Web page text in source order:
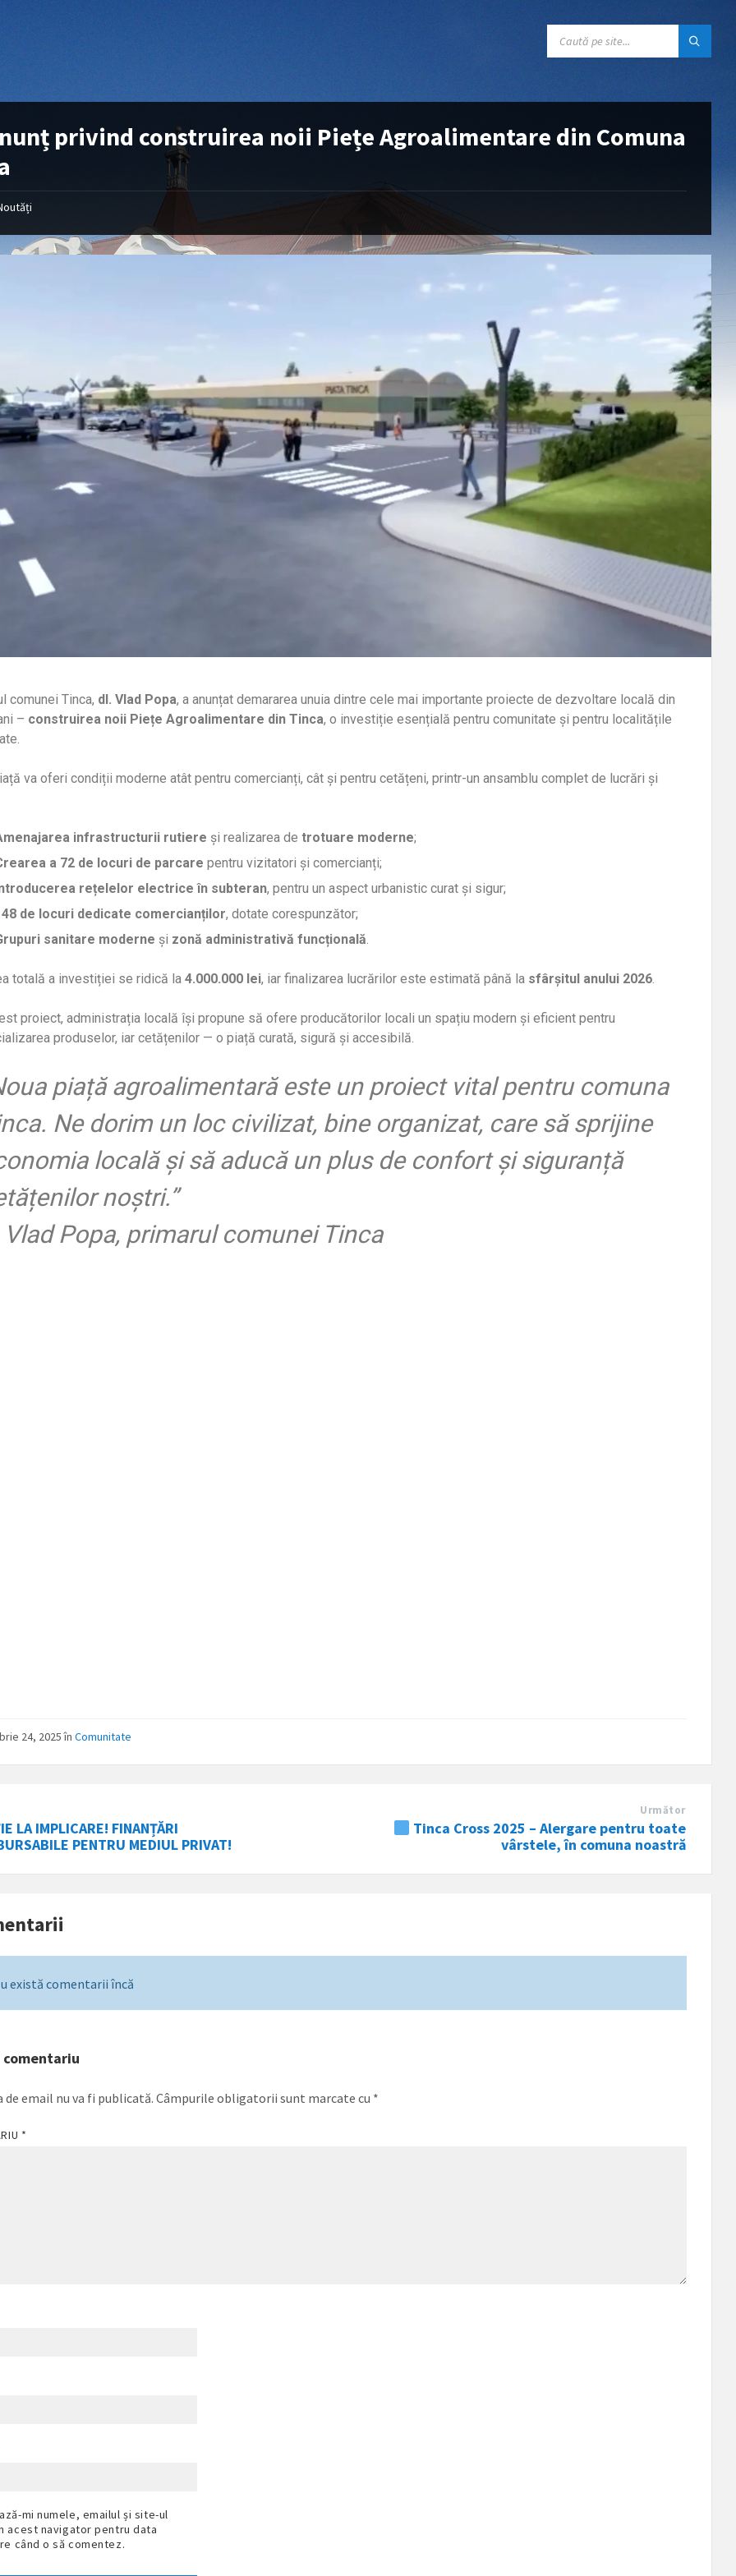
privind construirea noii Piețe Agroalimentare din Comuna
comunei Tinca, dl. Vlad Popa, a anunțat demararea unuia dintre cele mai importante proiecte de dezvoltare locală din
– construirea noii Piețe Agroalimentare din Tinca, o investiție esențială pentru comunitate și pentru localitățile
va oferi condiții moderne atât pentru comercianți, cât și pentru cetățeni, printr-un ansamblu complet de lucrări și
infrastructurii rutiere și realizarea de trotuare moderne;
a 72 de locuri de parcare pentru vizitatori și comercianți;
rețelelor electrice în subteran, pentru un aspect urbanistic curat și sigur;
de locuri dedicate comercianților, dotate corespunzător;
sanitare moderne și zonă administrativă funcțională.
totală a investiției se ridică la4.000.000 lei, iar finalizarea lucrărilor este estimată până la sfârșitul anului 2026.
proiect, administrația locală își propune să ofere producătorilor locali un spațiu modern și eficient pentru
produselor, iar cetățenilor — o piață curată, sigură și accesibilă.
piață agroalimentară este un proiect vital pentru comuna
Ne dorim un loc civilizat, bine organizat, care să sprijine
locală și să aducă un plus de confort și siguranță
noștri.”
Vlad Popa, primarul comunei Tinca
24, 2025înComunitate
LA IMPLICARE! FINANȚĂRI
PENTRU MEDIUL PRIVAT!
Următor
Tinca Cross 2025 – Alergare pentru toate
vârstele, în comuna noastră
există comentarii încă
comentariu
de email nu va fi publicată. Câmpurile obligatorii sunt marcate cu *
*
mi numele, emailul și site-ul
acest navigator pentru data
când o să comentez.